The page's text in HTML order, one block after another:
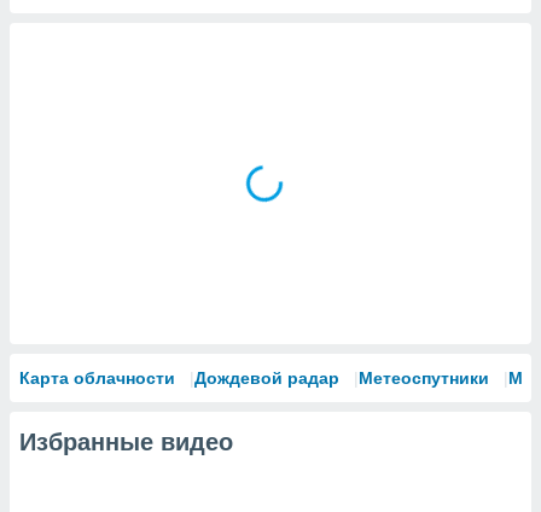
Карта облачности Дождевой радар Метеоспутники
Избранные видео